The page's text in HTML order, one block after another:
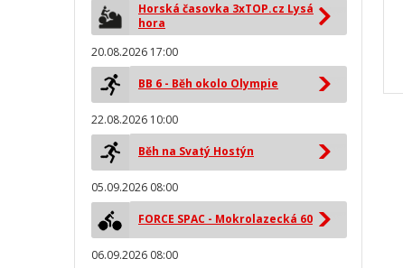
Horská časovka 3xTOP.cz Lysá
hora
20.08.2026 17:00
BB 6 - Běh okolo Olympie
22.08.2026 10:00
Běh na Svatý Hostýn
05.09.2026 08:00
FORCE SPAC - Mokrolazecká 60
06.09.2026 08:00